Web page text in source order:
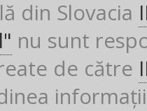
din Slovacia
nu sunt
de către